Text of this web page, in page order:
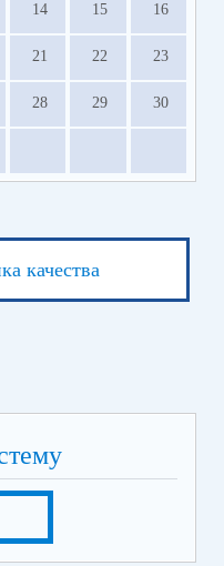
14 15 16
21 22 23
28 29 30
качества